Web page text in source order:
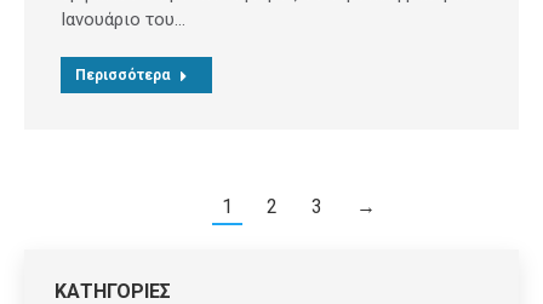
Ιανουάριο του…
Περισσότερα
1 2 3 →
ΚΑΤΗΓΟΡΙΕΣ